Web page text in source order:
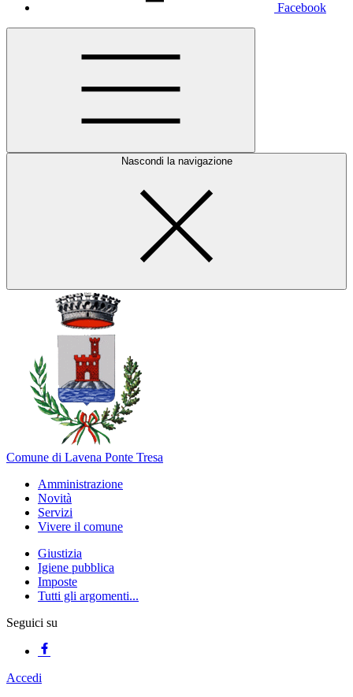
Facebook
Nascondi la navigazione
Comune di Lavena Ponte Tresa
Amministrazione
Novità
Servizi
Vivere il comune
Giustizia
Igiene pubblica
Imposte
Tutti gli argomenti...
Seguici su
Accedi